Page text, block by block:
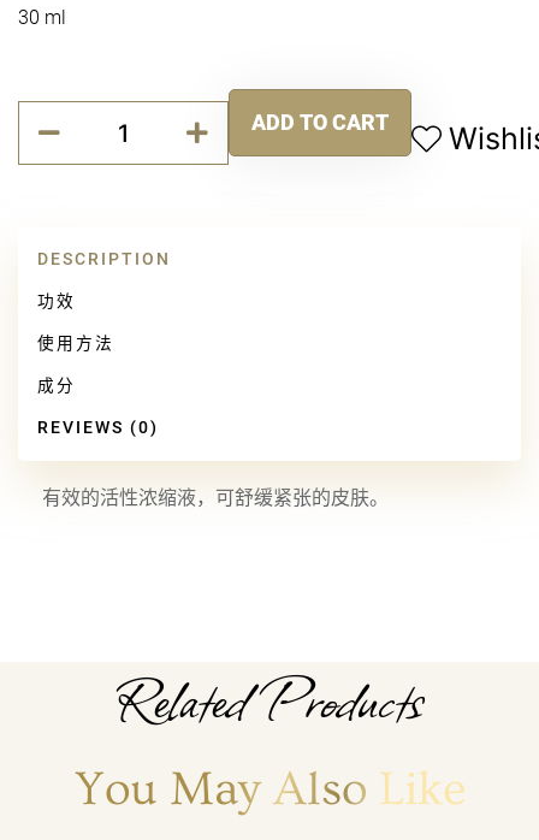
30 ml
细
精
ADD TO CART
DESCRIPTION
功效
使用方法
成分
REVIEWS (0)
有效的活性浓缩液，可舒缓紧张的皮肤。
Related Products
You May Also Like